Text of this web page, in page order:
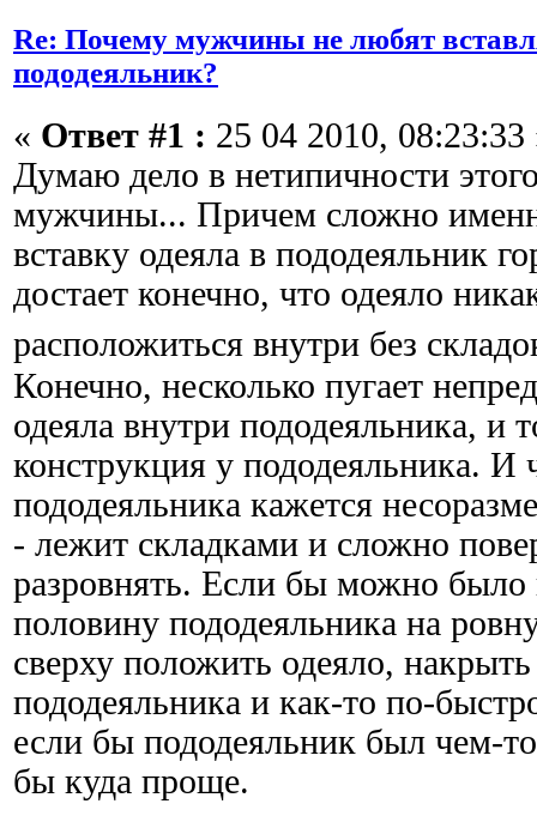
Re: Почему мужчины не любят
пододеяльник?
« Ответ #1 : 25 04 2010, 08:23:33
Думаю дело в нетипичности
мужчины... Причем сложно
вставку одеяла в пододеяльник
достает конечно, что одеяло
расположиться внутри без
Конечно, несколько пугает
одеяла внутри пододеяльника, и
конструкция у пододеяльника. И
пододеяльника кажется
- лежит складками и сложно
разровнять. Если бы можно было
половину пододеяльника на
сверху положить одеяло,
пододеяльника и как-то по-
если бы пододеяльник был чем-
бы куда проще.